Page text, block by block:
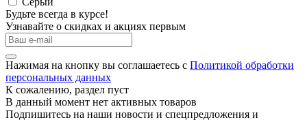
Будьте всегда в курсе!
Узнавайте о скидках и акциях первым
Нажимая на кнопку вы соглашаетесь с Политикой обработки
персональных данных
К сожалению, раздел пуст
В данный момент нет активных товаров
Подпишитесь на наши новости и спецпредложения и